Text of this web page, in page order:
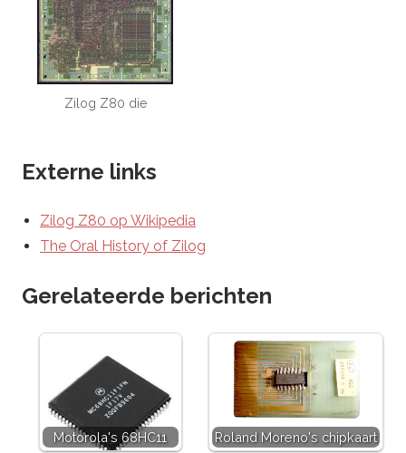
Zilog Z80 die
Externe links
Zilog Z80 op Wikipedia
The Oral History of Zilog
Gerelateerde berichten
Motorola's 68HC11 Roland Moreno's chipkaart